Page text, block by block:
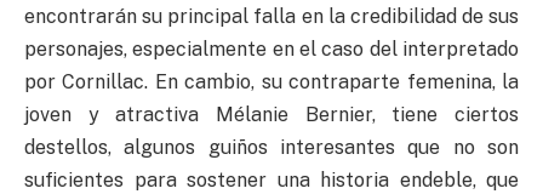
encontrarán su principal falla en la credibilidad de sus
personajes, especialmente en el caso del interpretado
por Cornillac. En cambio, su contraparte femenina, la
joven y atractiva Mélanie Bernier, tiene ciertos
destellos, algunos guiños interesantes que no son
suficientes para sostener una historia endeble, que